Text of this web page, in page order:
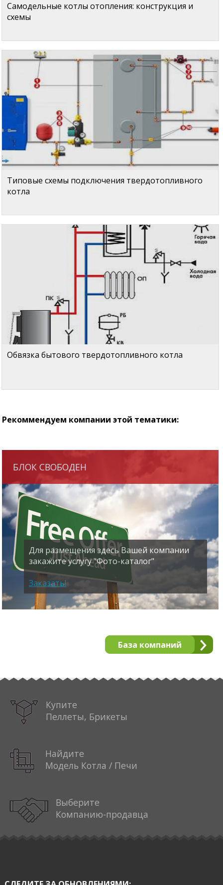
Самодельные котлы отопления: конструкция и
схемы
Типовые схемы подключения твердотопливного
котла
Обвязка бытового твердотопливного котла
Рекоммендуем компании этой тематики:
БЛОК СВОБОДЕН
Для размещения здесь Вашей компании
закажите услугу "Фото-каталог"
Заказать!
База компаний
Купите
Пеллеты, Брикеты
Найдите
Модель Котла / Печи
Выберите
Компанию-продавца